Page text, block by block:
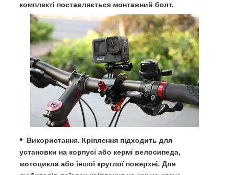
комплекті поставляється монтажний болт.
Використання. Кріплення підходить для
установки на корпусі або кермі велосипеда,
мотоцикла або іншої круглої поверхні. Для